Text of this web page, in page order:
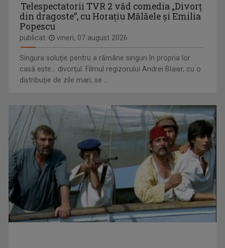
FORŢA IDEILOR
TVR 2 oferă telespectatorilor săi ocazia de a ...
E VREMEA TA!
... să descoperi cele mai rapide și complete ...
ALEXANDRU BUCUR
Pasionat de pescuit încă din copilărie, ...
Telespectatorii TVR 2 văd comedia „Divorţ
din dragoste”, cu Horaţiu Mălăele şi Emilia
Popescu
publicat: vineri, 07 august 2026
Singura soluţie pentru a rămâne singuri în propria lor
casă este... divorţul. Filmul regizorului Andrei Blaier, cu o
distribuţie de zile mari, se ...